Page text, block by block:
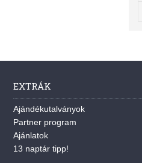
EXTRÁK
Ajándékutalványok
Partner program
Ajánlatok
13 naptár tipp!